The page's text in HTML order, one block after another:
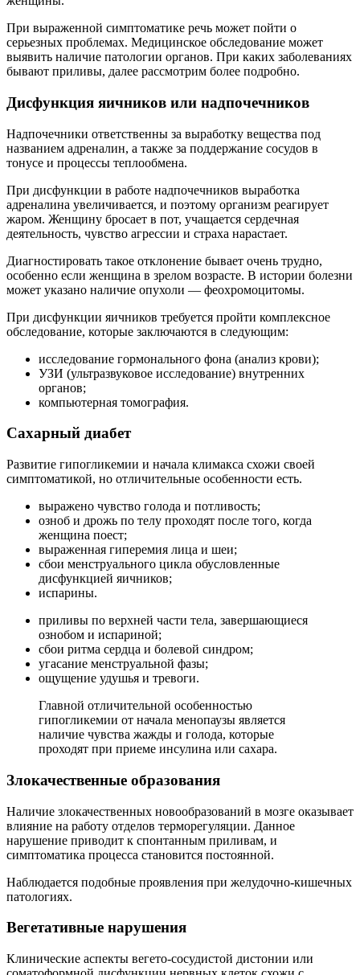
При выраженной симптоматике речь может пойти о
серьезных проблемах. Медицинское обследование может
выявить наличие патологии органов. При каких заболеваниях
бывают приливы, далее рассмотрим более подробно.
Дисфункция яичников или надпочечников
Надпочечники ответственны за выработку вещества под
названием адреналин, а также за поддержание сосудов в
тонусе и процессы теплообмена.
При дисфункции в работе надпочечников выработка
адреналина увеличивается, и поэтому организм реагирует
жаром. Женщину бросает в пот, учащается сердечная
деятельность, чувство агрессии и страха нарастает.
Диагностировать такое отклонение бывает очень трудно,
особенно если женщина в зрелом возрасте. В истории болезни
может указано наличие опухоли — феохромоцитомы.
При дисфункции яичников требуется пройти комплексное
обследование, которые заключаются в следующим:
исследование гормонального фона (анализ крови);
УЗИ (ультразвуковое исследование) внутренних
органов;
компьютерная томография.
Сахарный диабет
Развитие гипогликемии и начала климакса схожи своей
симптоматикой, но отличительные особенности есть.
выражено чувство голода и потливость;
озноб и дрожь по телу проходят после того, когда
женщина поест;
выраженная гиперемия лица и шеи;
сбои менструального цикла обусловленные
дисфункцией яичников;
испарины.
приливы по верхней части тела, завершающиеся
ознобом и испариной;
сбои ритма сердца и болевой синдром;
угасание менструальной фазы;
ощущение удушья и тревоги.
Главной отличительной особенностью
гипогликемии от начала менопаузы является
наличие чувства жажды и голода, которые
проходят при приеме инсулина или сахара.
Злокачественные образования
Наличие злокачественных новообразований в мозге оказывает
влияние на работу отделов терморегуляции. Данное
нарушение приводит к спонтанным приливам, и
симптоматика процесса становится постоянной.
Наблюдается подобные проявления при желудочно-кишечных
патологиях.
Вегетативные нарушения
Клинические аспекты вегето-сосудистой дистонии или